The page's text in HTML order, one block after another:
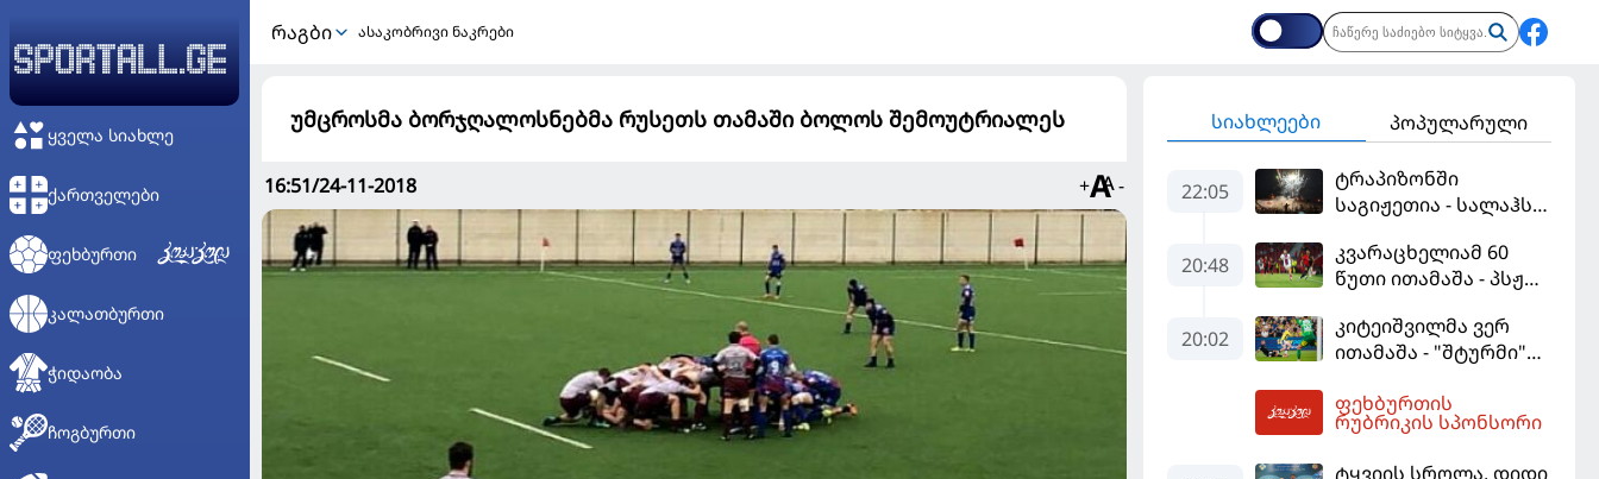
ᲧᲕᲔᲚᲐ ᲡᲘᲐᲮᲚᲔ
ᲥᲐᲠᲗᲕᲔᲚᲔᲑᲘ
ᲤᲔᲮᲑᲣᲠᲗᲘ
ᲙᲐᲚᲐᲗᲑᲣᲠᲗᲘ
ᲭᲘᲓᲐᲝᲑᲐ
ᲩᲝᲒᲑᲣᲠᲗᲘ
ᲠᲐᲒᲑᲘ ასაკობრივი ნაკრები
უმცროსმა ბორჯღალოსნებმა რუსეთს თამაში ბოლოს შემოუტრიალეს
16:51/24-11-2018 + -
სიახლეები პოპულარული
22:05
ტრაპიზონში
საგიჟეთია - სალაჰს
დახვდა
20:48
კვარაცხელიამ 60
წუთი ითამაშა - პსჟ
მატჩში
"მალიორკასთან"
20:02
კიტეიშვილმა ვერ
ითამაშა - "შტურმი"
"ფენერბაჰჩესთან"
დამარცხდა
ფეხბურთის
რუბრიკის სპონსორი
ტყვიის სროლა. დიდი